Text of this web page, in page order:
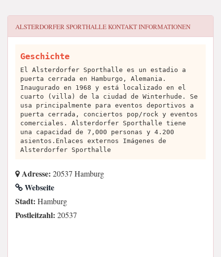
ALSTERDORFER SPORTHALLEKONTAKT INFORMATIONEN
Geschichte
El Alsterdorfer Sporthalle es un estadio a
puerta cerrada en Hamburgo, Alemania.
Inaugurado en 1968 y está localizado en el
cuarto (villa) de la ciudad de Winterhude. Se
usa principalmente para eventos deportivos a
puerta cerrada, conciertos pop/rock y eventos
comerciales. Alsterdorfer Sporthalle tiene
una capacidad de 7,000 personas y 4.200
asientos.Enlaces externos Imágenes de
Alsterdorfer Sporthalle
Adresse: 20537 Hamburg
Webseite
Stadt: Hamburg
Postleitzahl: 20537